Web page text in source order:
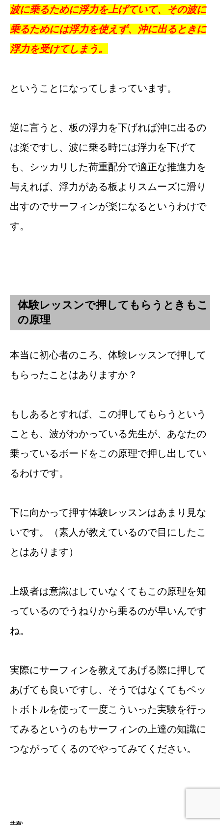
波に乗るために浮力を上げていて、その波に
乗るためには浮力を使えず、沖に出るときに
浮力を受けてしまう。
ということになってしまっています。
逆に言うと、板の浮力を下げれば沖に出るの
は楽ですし、波に乗る時には浮力を下げて
も、シッカリした荷重配分で適正な推進力を
与えれば、浮力がある板よりスムーズに滑り
出すのでサーフィンが楽になるというわけで
す。
体験レッスンで押してもらうときもこ
の原理
本当に初心者のころ、体験レッスンで押して
もらったことはありますか？
もしあるとすれば、この押してもらうという
ことも、波がわかっている先生が、あなたの
乗っているボードをこの原理で押し出してい
るわけです。
下に向かって押す体験レッスンはあまり見な
いです。（素人が教えているので目にしたこ
とはあります）
上級者は意識はしていなくてもこの原理を知
っているのでうねりから乗るのが早いんです
ね。
実際にサーフィンを教えてあげる際に押して
あげても良いですし、そうではなくてもペッ
トボトルを使って一度こういった実験を行っ
てみるというのもサーフィンの上達の知識に
つながってくるのでやってみてください。